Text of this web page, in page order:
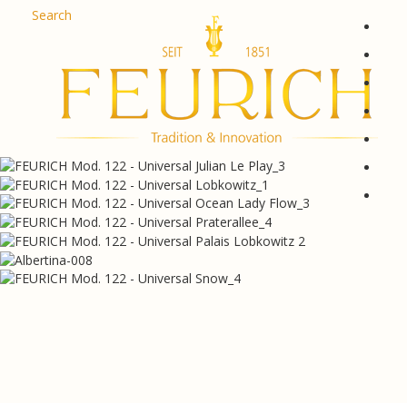
Skip to content
Search